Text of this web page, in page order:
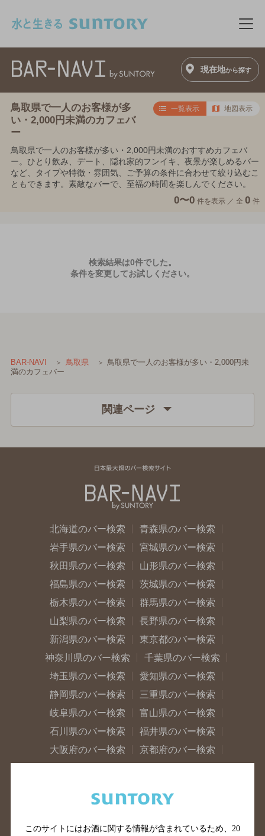
メ
現在地から探す
鳥取県で一人のお客様が多
い・2,000円未満のカフェバ
ー
一覧表示 地図表示
鳥取県で一人のお客様が多い・2,000円未満のおすすめカフェバ
ー。ひとり飲み、デート、隠れ家的フンイキ、夜景が楽しめるバー
など、タイプや特徴・雰囲気、ご予算の条件に合わせて絞り込むこ
ともできます。素敵なバーで、至福の時間を楽しんでください。
0〜0 件を表示 ／ 全 0 件
検索結果は0件でした。
条件を変更してお試しください。
BAR-NAVI 鳥取県
鳥取県で一人のお客様が多い・2,000円未
満のカフェバー
関連ページ
北海道のバー検索
青森県のバー検索
岩手県のバー検索
宮城県のバー検索
秋田県のバー検索
山形県のバー検索
福島県のバー検索
茨城県のバー検索
栃木県のバー検索
群馬県のバー検索
山梨県のバー検索
長野県のバー検索
新潟県のバー検索
東京都のバー検索
神奈川県のバー検索
千葉県のバー検索
埼玉県のバー検索
愛知県のバー検索
静岡県のバー検索
三重県のバー検索
岐阜県のバー検索
富山県のバー検索
石川県のバー検索
福井県のバー検索
大阪府のバー検索
京都府のバー検索
広島県のバー検索
岡山県のバー検索
山口県のバー検索
鳥取県のバー検索
このサイトにはお酒に関する情報が含まれているため、 20